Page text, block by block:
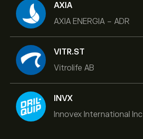
AXIA
AXIA ENERGIA - ADR
VITR.ST
Vitrolife AB
INVX
Innovex International Inc